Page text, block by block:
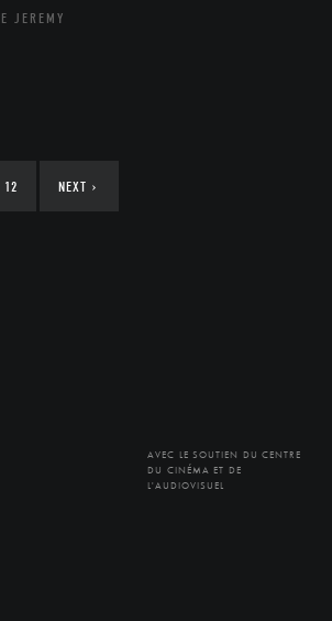
JEREMY
12 NEXT ›
AVEC LE SOUTIEN DU CENTRE
DU CINÉMA ET DE
L'AUDIOVISUEL